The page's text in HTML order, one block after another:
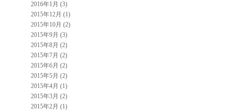
2016年1月 (3)
2015年12月 (1)
2015年10月 (2)
2015年9月 (3)
2015年8月 (2)
2015年7月 (2)
2015年6月 (2)
2015年5月 (2)
2015年4月 (1)
2015年3月 (2)
2015年2月 (1)